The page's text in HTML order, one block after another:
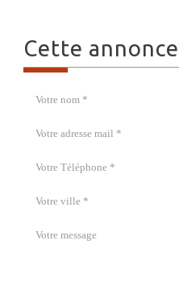
cette annonce
Votre nom *
Votre adresse mail *
Votre Téléphone *
Votre ville *
Votre message